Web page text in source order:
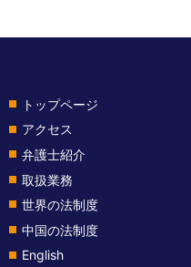
トップページ
アクセス
弁護士紹介
取扱業務
世界の法制度
中国の法制度
English